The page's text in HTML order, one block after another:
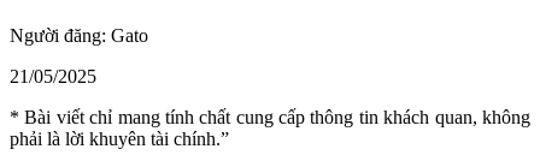
Người đăng: Gato
21/05/2025
* Bài viết chỉ mang tính chất cung cấp thông tin khách quan, không
phải là lời khuyên tài chính.”